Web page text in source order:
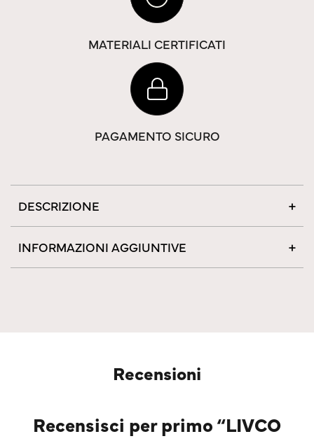
MATERIALI CERTIFICATI
PAGAMENTO SICURO
DESCRIZIONE
INFORMAZIONI AGGIUNTIVE
Recensioni
Recensisci per primo “LIVCO